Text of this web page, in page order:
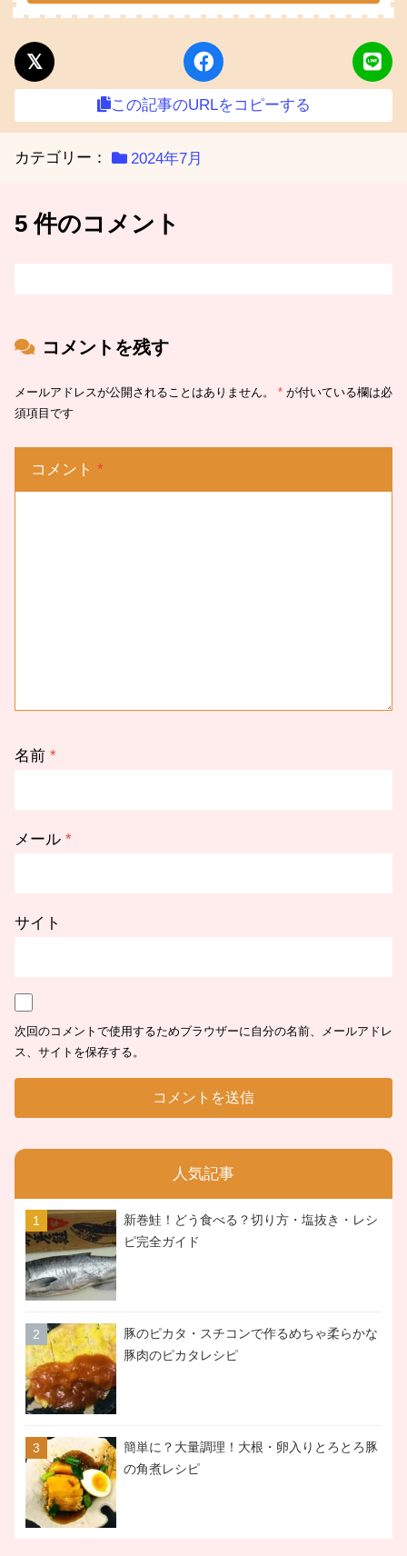
この記事のURLをコピーする
カテゴリー： 2024年7月
5 件のコメント
コメントを残す
メールアドレスが公開されることはありません。 * が付いている欄は必
須項目です
コメント *
名前 *
メール *
サイト
次回のコメントで使用するためブラウザーに自分の名前、メールアドレ
ス、サイトを保存する。
人気記事
新巻鮭！どう食べる？切り方・塩抜き・レシ
ピ完全ガイド
豚のピカタ・スチコンで作るめちゃ柔らかな
豚肉のピカタレシピ
簡単に？大量調理！大根・卵入りとろとろ豚
の角煮レシピ